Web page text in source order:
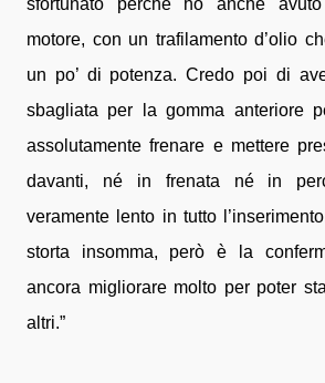
motore, con un trafilamento d’olio
un po’ di potenza. Credo poi di
sbagliata per la gomma anteriore
assolutamente frenare e mettere
davanti, né in frenata né in
veramente lento in tutto
storta insomma, però è la
ancora migliorare molto per poter
altri.”